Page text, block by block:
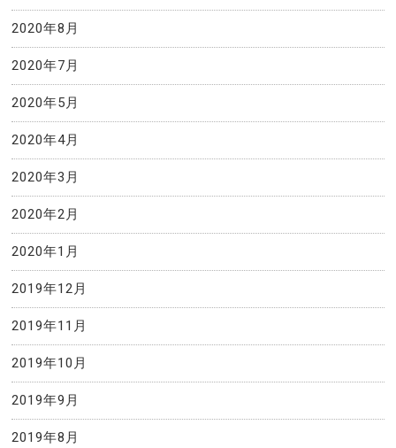
2020年8月
2020年7月
2020年5月
2020年4月
2020年3月
2020年2月
2020年1月
2019年12月
2019年11月
2019年10月
2019年9月
2019年8月